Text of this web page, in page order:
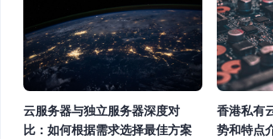
云服务器与独立服务器深度对
比：如何根据需求选择最佳方案
香港私有
势和特点